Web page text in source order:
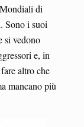
di
Sono i suoi
si vedono
e, in
altro che
mancano più